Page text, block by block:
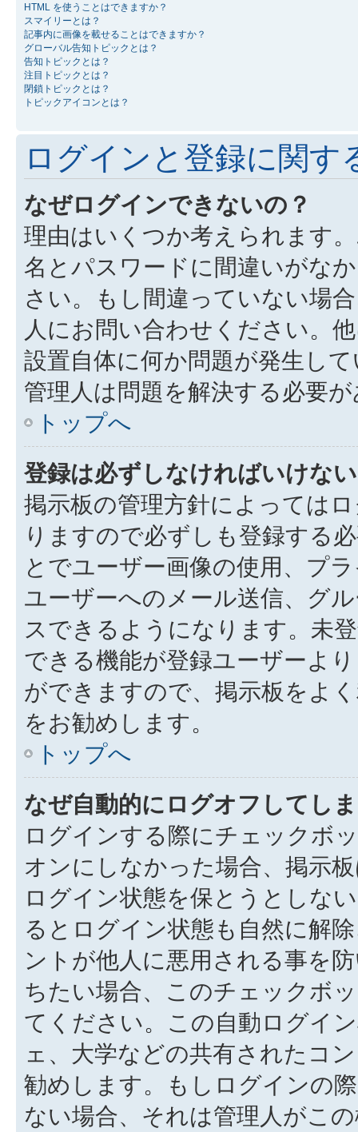
HTML を使うことはできますか？
スマイリーとは？
記事内に画像を載せることはできますか？
グローバル告知トピックとは？
告知トピックとは？
注目トピックとは？
閉鎖トピックとは？
トピックアイコンとは？
ログインと登録に関す
なぜログインできないの？
理由はいくつか考えられます
名とパスワードに間違いがな
さい。もし間違っていない場
人にお問い合わせください。
設置自体に何か問題が発生し
管理人は問題を解決する必要
トップへ
登録は必ずしなければいけな
掲示板の管理方針によっては
りますので必ずしも登録する
とでユーザー画像の使用、プ
ユーザーへのメール送信、グ
スできるようになります。未
できる機能が登録ユーザーよ
ができますので、掲示板をよ
をお勧めします。
トップへ
なぜ自動的にログオフしてし
ログインする際にチェックボ
オンにしなかった場合、掲示
ログイン状態を保とうとしな
るとログイン状態も自然に解
ントが他人に悪用される事を
ちたい場合、このチェックボ
てください。この自動ログイ
ェ、大学などの共有されたコ
勧めします。もしログインの
ない場合、それは管理人がこ